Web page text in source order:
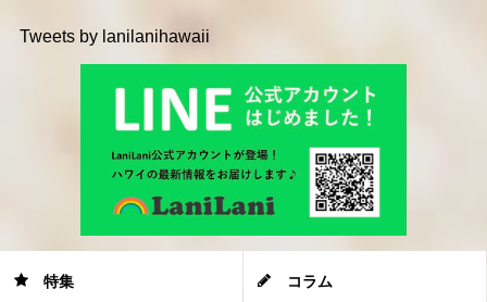
Tweets by lanilanihawaii
特集 コラム